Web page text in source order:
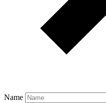
Name